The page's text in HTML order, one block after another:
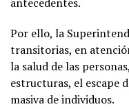
antecedentes.
Por ello, la
transitorias, en
la salud de las
estructuras, el escape
masiva de individuos.